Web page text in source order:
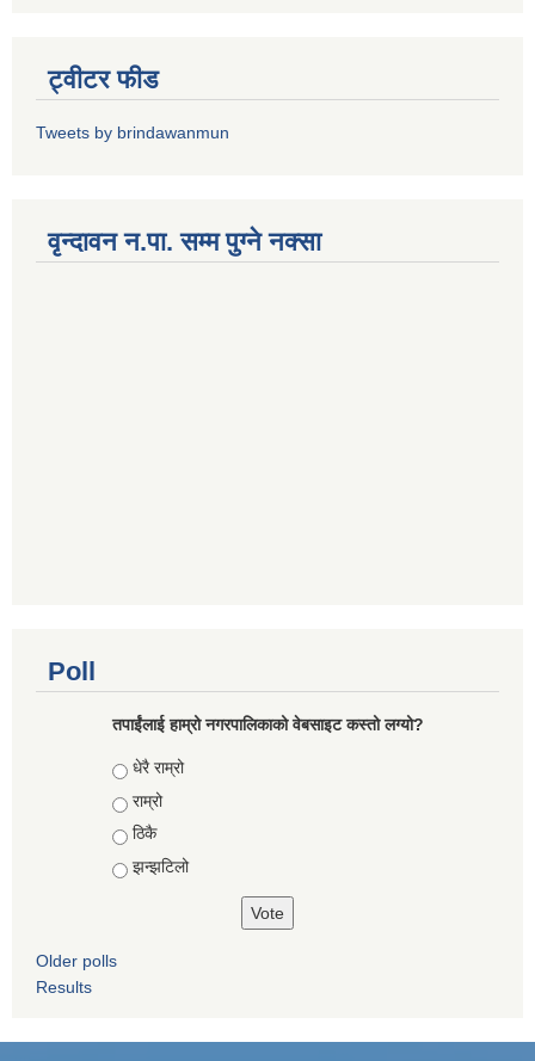
ट्वीटर फीड
Tweets by brindawanmun
वृन्दावन न.पा. सम्म पुग्ने नक्सा
Poll
तपाईंलाई हाम्रो नगरपालिकाको वेबसाइट कस्तो लग्यो?
Choices
धेरै राम्रो
राम्रो
ठिकै
झन्झटिलो
Older polls
Results